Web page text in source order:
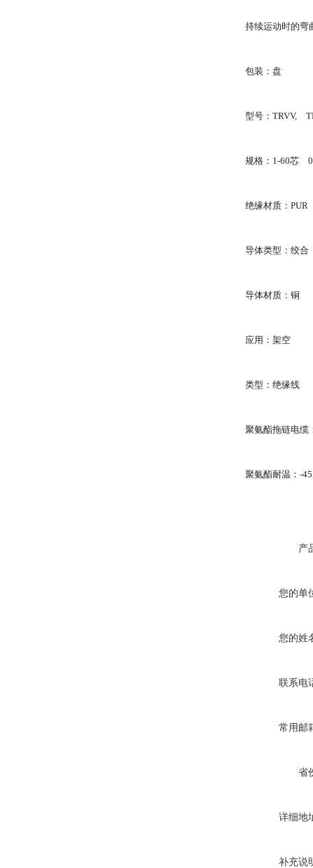
持续运动时的弯
包装：盘
型号：TRVV,
规格：1-60芯
绝缘材质：PUR
导体类型：绞合
导体材质：铜
应用：架空
类型：绝缘线
聚氨酯拖链电缆
聚氨酯耐温：-
产
您的单
您的姓
联系电
常用邮
省
详细地
补充说